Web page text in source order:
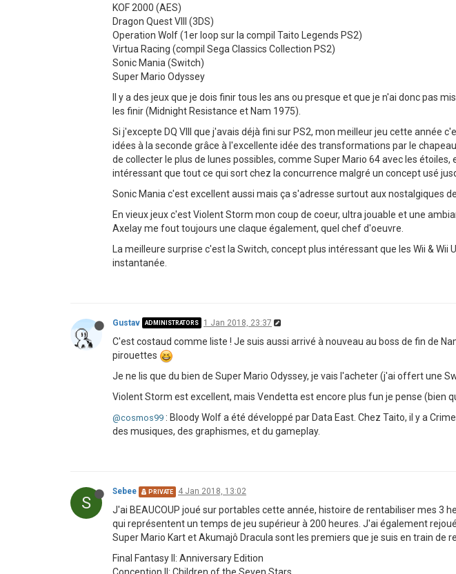
KOF 2000 (AES)
Dragon Quest VIII (3DS)
Operation Wolf (1er loop sur la compil Taito Legends PS2)
Virtua Racing (compil Sega Classics Collection PS2)
Sonic Mania (Switch)
Super Mario Odyssey
Il y a des jeux que je dois finir tous les ans ou presque et que je n'ai donc pas
les finir (Midnight Resistance et Nam 1975).
Si j'excepte DQ VIII que j'avais déjà fini sur PS2, mon meilleur jeu cette année
idées à la seconde grâce à l'excellente idée des transformations par le
de collecter le plus de lunes possibles, comme Super Mario 64 avec les
intéressant que tout ce qui sort chez la concurrence malgré un concept usé
Sonic Mania c'est excellent aussi mais ça s'adresse surtout aux nostalgiques
En vieux jeux c'est Violent Storm mon coup de coeur, ultra jouable et une
Axelay me fout toujours une claque également, quel chef d'oeuvre.
La meilleure surprise c'est la Switch, concept plus intéressant que les Wii &
instantanée.
Gustav ADMINISTRATORS 1 Jan 2018, 23:37
C'est costaud comme liste ! Je suis aussi arrivé à nouveau au boss de fin de
pirouettes
Je ne lis que du bien de Super Mario Odyssey, je vais l'acheter (j'ai offert une
Violent Storm est excellent, mais Vendetta est encore plus fun je pense (bien
@cosmos99 : Bloody Wolf a été développé par Data East. Chez Taito, il y a
des musiques, des graphismes, et du gameplay.
S
Sebee PRIVATE 4 Jan 2018, 13:02
J'ai BEAUCOUP joué sur portables cette année, histoire de rentabiliser mes 3
qui représentent un temps de jeu supérieur à 200 heures. J'ai également
Super Mario Kart et Akumajô Dracula sont les premiers que je suis en train de
Final Fantasy II: Anniversary Edition